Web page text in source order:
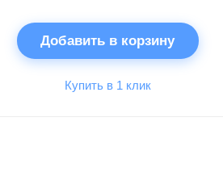
Добавить в корзину
Купить в 1 клик